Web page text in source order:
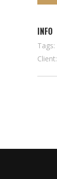
INFO
Tags:
Client: